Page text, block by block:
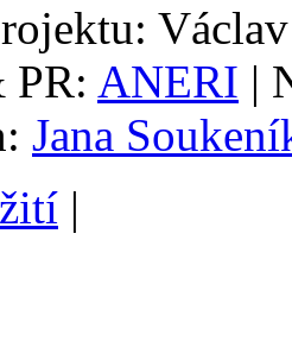
PR: ANERI |
Jana
|